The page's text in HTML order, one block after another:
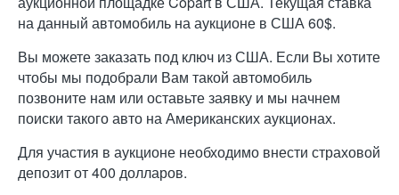
на данный автомобиль на аукционе в США 60$.
Вы можете заказать под ключ из США. Если Вы хотите
чтобы мы подобрали Вам такой автомобиль
позвоните нам или оставьте заявку и мы начнем
поиски такого авто на Американских аукционах.
Для участия в аукционе необходимо внести страховой
депозит от 400 долларов.